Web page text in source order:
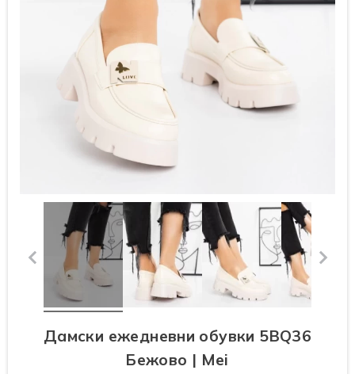
Дамски ежедневни обувки 5BQ36
Бежово | Mei